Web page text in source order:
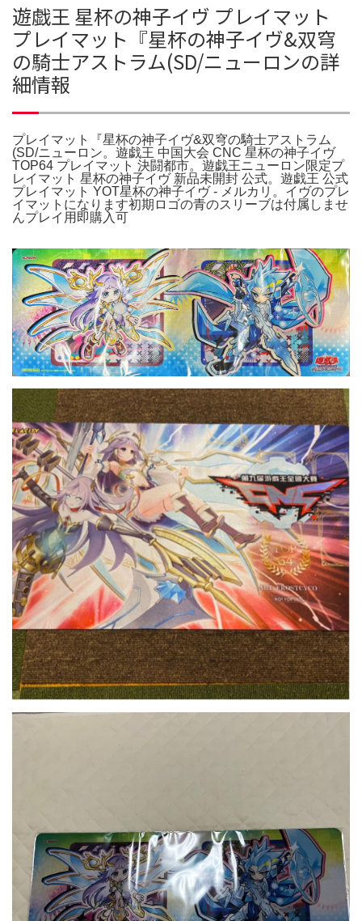
遊戯王 星杯の神子イヴ プレイマット
プレイマット『星杯の神子イヴ&双穹
の騎士アストラム(SD/ニューロンの詳
細情報
プレイマット『星杯の神子イヴ&双穹の騎士アストラム
(SD/ニューロン。遊戯王 中国大会 CNC 星杯の神子イヴ
TOP64 プレイマット 決闘都市。遊戯王ニューロン限定プ
レイマット 星杯の神子イヴ 新品未開封 公式。遊戯王 公式
プレイマット YOT星杯の神子イヴ - メルカリ。イヴのプレ
イマットになります初期ロゴの青のスリーブは付属しませ
んプレイ用即購入可